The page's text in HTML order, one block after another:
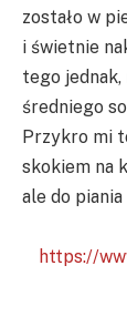
zostało w
i świetnie
tego
średniego
Przykro mi
skokiem na
ale do
https://